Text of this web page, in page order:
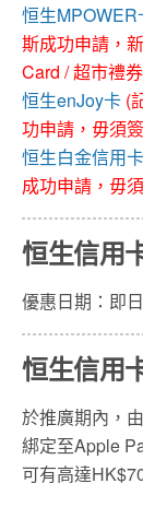
恒生MPOWER
斯成功申請，
Card / 超市禮
恒生enJoy卡 (
功申請，毋須
恒生白金信用卡
成功申請，毋
恒生信用
優惠日期：即
恒生信用
於推廣期內，
綁定至Apple
可有高達